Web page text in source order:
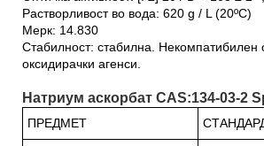
Растворливост во вода: 620 g / L (20ºC)
Мерк: 14.830
Стабилност: стабилна. Некомпатибилен
оксидирачки агенси.
Натриум аскорбат CAS:134-03-2
ПРЕДМЕТ